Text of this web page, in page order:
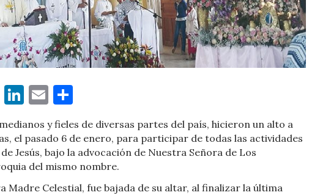
Pinterest
LinkedIn
Email
y fieles de diversas partes del país, hicieron un alto a
el pasado 6 de enero, para participar de todas las actividades
Jesús, bajo la advocación de Nuestra Señora de Los
del mismo nombre.
Madre Celestial, fue bajada de su altar, al finalizar la última